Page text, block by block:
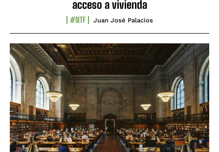
acceso a vivienda
#NTF Juan José Palacios